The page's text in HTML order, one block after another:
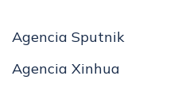
Agencia Sputnik
Agencia Xinhua